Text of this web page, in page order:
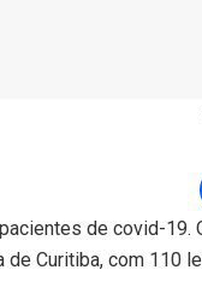
de covid-19.
Curitiba, com 110